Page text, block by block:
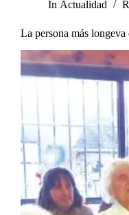
In Actualidad
La persona más